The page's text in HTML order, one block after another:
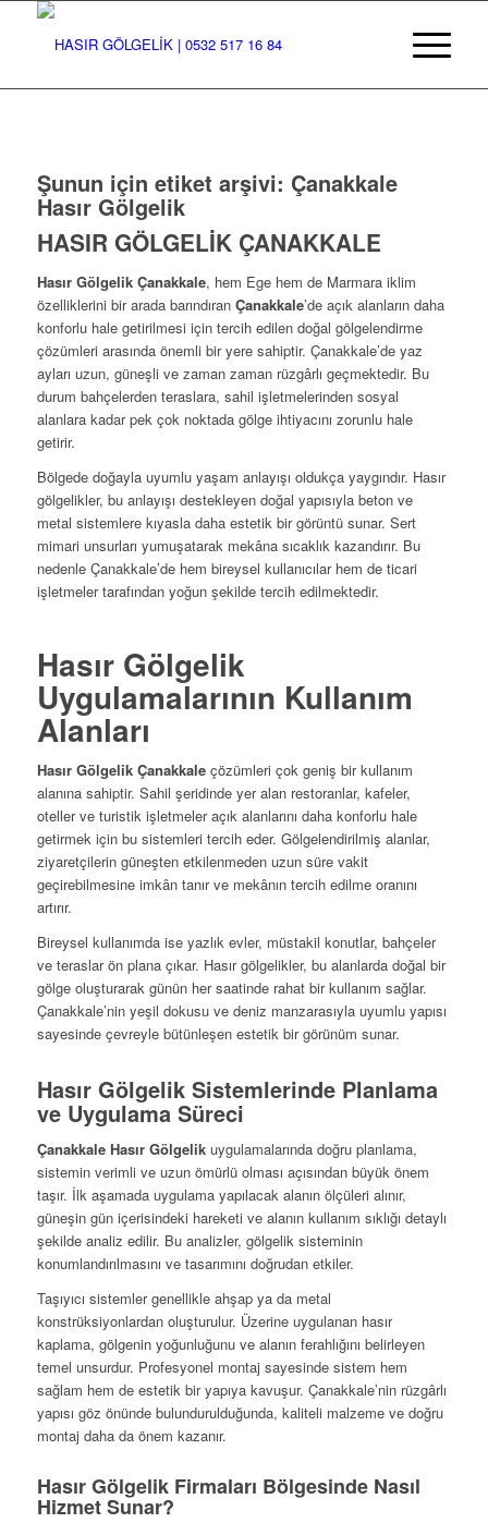
Şunun için etiket arşivi: Çanakkale
Hasır Gölgelik
HASIR GÖLGELİK ÇANAKKALE
Hasır Gölgelik Çanakkale, hem Ege hem de Marmara iklim
özelliklerini bir arada barındıran Çanakkale’de açık alanların daha
konforlu hale getirilmesi için tercih edilen doğal gölgelendirme
çözümleri arasında önemli bir yere sahiptir. Çanakkale’de yaz
ayları uzun, güneşli ve zaman zaman rüzgârlı geçmektedir. Bu
durum bahçelerden teraslara, sahil işletmelerinden sosyal
alanlara kadar pek çok noktada gölge ihtiyacını zorunlu hale
getirir.
Bölgede doğayla uyumlu yaşam anlayışı oldukça yaygındır. Hasır
gölgelikler, bu anlayışı destekleyen doğal yapısıyla beton ve
metal sistemlere kıyasla daha estetik bir görüntü sunar. Sert
mimari unsurları yumuşatarak mekâna sıcaklık kazandırır. Bu
nedenle Çanakkale’de hem bireysel kullanıcılar hem de ticari
işletmeler tarafından yoğun şekilde tercih edilmektedir.
Hasır Gölgelik
Uygulamalarının Kullanım
Alanları
Hasır Gölgelik Çanakkaleçözümleri çok geniş bir kullanım
alanına sahiptir. Sahil şeridinde yer alan restoranlar, kafeler,
oteller ve turistik işletmeler açık alanlarını daha konforlu hale
getirmek için bu sistemleri tercih eder. Gölgelendirilmiş alanlar,
ziyaretçilerin güneşten etkilenmeden uzun süre vakit
geçirebilmesine imkân tanır ve mekânın tercih edilme oranını
artırır.
Bireysel kullanımda ise yazlık evler, müstakil konutlar, bahçeler
ve teraslar ön plana çıkar. Hasır gölgelikler, bu alanlarda doğal bir
gölge oluşturarak günün her saatinde rahat bir kullanım sağlar.
Çanakkale’nin yeşil dokusu ve deniz manzarasıyla uyumlu yapısı
sayesinde çevreyle bütünleşen estetik bir görünüm sunar.
Hasır Gölgelik Sistemlerinde Planlama
ve Uygulama Süreci
Çanakkale Hasır Gölgelikuygulamalarında doğru planlama,
sistemin verimli ve uzun ömürlü olması açısından büyük önem
taşır. İlk aşamada uygulama yapılacak alanın ölçüleri alınır,
güneşin gün içerisindeki hareketi ve alanın kullanım sıklığı detaylı
şekilde analiz edilir. Bu analizler, gölgelik sisteminin
konumlandırılmasını ve tasarımını doğrudan etkiler.
Taşıyıcı sistemler genellikle ahşap ya da metal
konstrüksiyonlardan oluşturulur. Üzerine uygulanan hasır
kaplama, gölgenin yoğunluğunu ve alanın ferahlığını belirleyen
temel unsurdur. Profesyonel montaj sayesinde sistem hem
sağlam hem de estetik bir yapıya kavuşur. Çanakkale’nin rüzgârlı
yapısı göz önünde bulundurulduğunda, kaliteli malzeme ve doğru
montaj daha da önem kazanır.
Hasır Gölgelik Firmaları Bölgesinde Nasıl
Hizmet Sunar?